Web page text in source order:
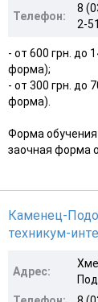
Телефон:
8
2-
- от 600 грн. до
форма);
- от 300 грн. до
форма).
Форма
заочная форма
Каменец-
техникум-
Адрес: